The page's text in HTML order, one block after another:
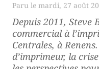
mardi, 27 août
Depuis 2011,
commercial à
Centrales, à
d’imprimeur, la